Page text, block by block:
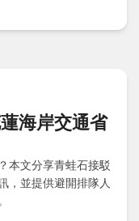
海岸交通省
本文分享青蛙石接駁
，並提供避開排隊人